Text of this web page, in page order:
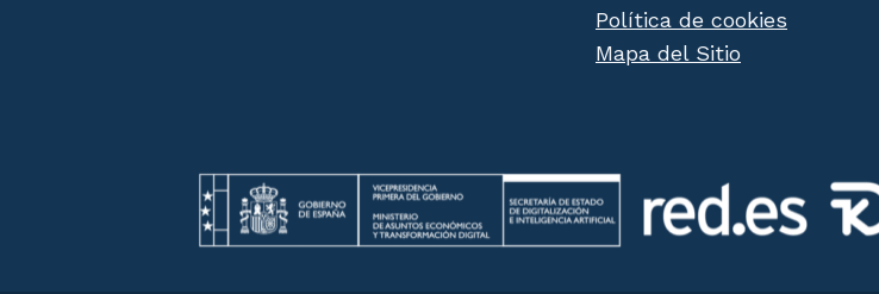
Política de cookies
Mapa del Sitio